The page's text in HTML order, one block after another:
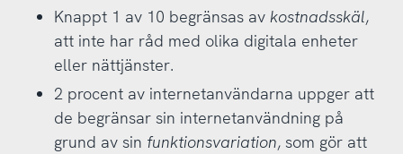
Knappt 1 av 10 begränsas av kostnadsskäl,
att inte har råd med olika digitala enheter
eller nättjänster.
2 procent av internetanvändarna uppger att
de begränsar sin internetanvändning på
grund av sin funktionsvariation, som gör att